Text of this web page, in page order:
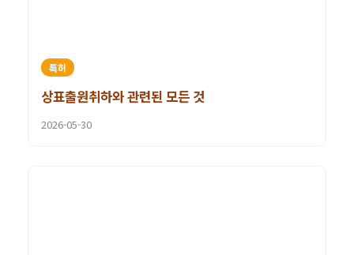
특허
상표출원취하와 관련된 모든 것
2026-05-30